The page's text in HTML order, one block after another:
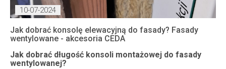
10-07-2024
Jak dobrać konsolę elewacyjną do fasady? Fasady
wentylowane - akcesoria CEDA
Jak dobrać długość konsoli montażowej do fasady
wentylowanej?